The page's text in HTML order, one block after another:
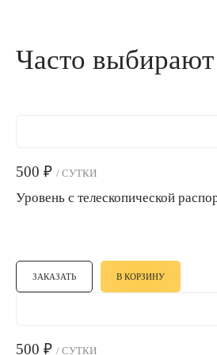
Часто
500 ₽ / СУТКИ
Уровень с телескопической
ЗАКАЗАТЬ В КОРЗИНУ
500 ₽ / СУТКИ